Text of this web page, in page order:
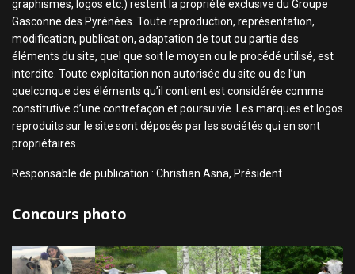
graphismes, logos etc.) restent la propriété exclusive du Groupe
Gasconne des Pyrénées. Toute reproduction, représentation,
modification, publication, adaptation de tout ou partie des
éléments du site, quel que soit le moyen ou le procédé utilisé, est
interdite. Toute exploitation non autorisée du site ou de l’un
quelconque des éléments qu’il contient est considérée comme
constitutive d’une contrefaçon et poursuivie. Les marques et logos
reproduits sur le site sont déposés par les sociétés qui en sont
propriétaires.
Responsable de publication : Christian Asna, Président
Concours photo